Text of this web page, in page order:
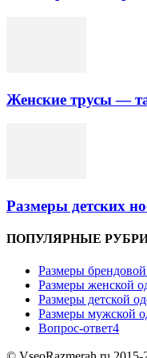
Женские трусы —
Размеры детских
ПОПУЛЯРНЫЕ
Размеры
Размеры женской
Размеры детской
Размеры мужской
Вопрос-ответ4